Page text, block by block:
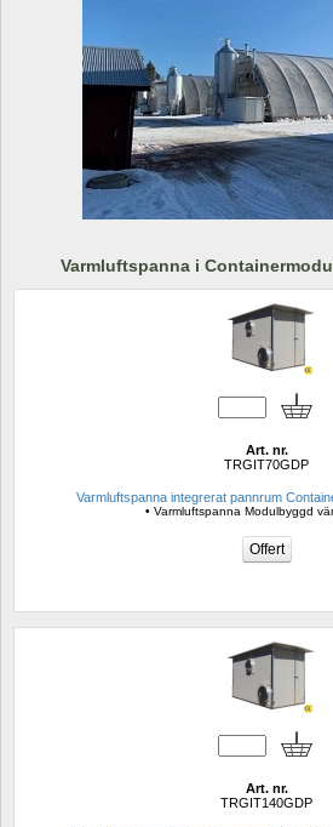
Varmluftspanna i
Art. nr.
TRGIT70GDP
Varmluftspanna integrerat pannrum
• Varmluftspanna Modulbyggd
Art. nr.
TRGIT140GDP